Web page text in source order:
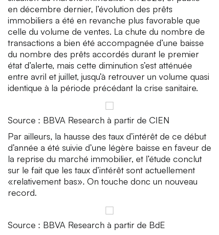
en décembre dernier, l’évolution des prêts
immobiliers a été en revanche plus favorable que
celle du volume de ventes. La chute du nombre de
transactions a bien été accompagnée d’une baisse
du nombre des prêts accordés durant le premier
état d’alerte, mais cette diminution s’est atténuée
entre avril et juillet, jusqu’à retrouver un volume quasi
identique à la période précédant la crise sanitaire.
Source : BBVA Research à partir de CIEN
Par ailleurs, la hausse des taux d’intérêt de ce début
d’année a été suivie d’une légère baisse en faveur de
la reprise du marché immobilier, et l’étude conclut
sur le fait que les taux d’intérêt sont actuellement
«relativement bas». On touche donc un nouveau
record.
Source : BBVA Research à partir de BdE